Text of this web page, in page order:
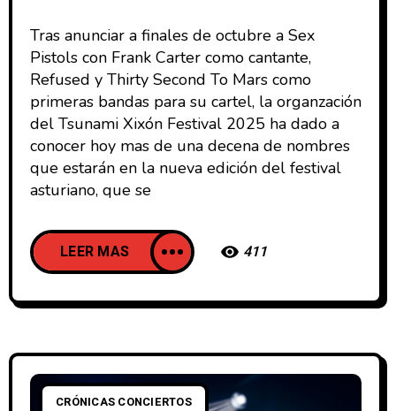
Tras anunciar a finales de octubre a Sex
Pistols con Frank Carter como cantante,
Refused y Thirty Second To Mars como
primeras bandas para su cartel, la organzación
del Tsunami Xixón Festival 2025 ha dado a
conocer hoy mas de una decena de nombres
que estarán en la nueva edición del festival
asturiano, que se
LEER MAS 411
CRÓNICAS CONCIERTOS